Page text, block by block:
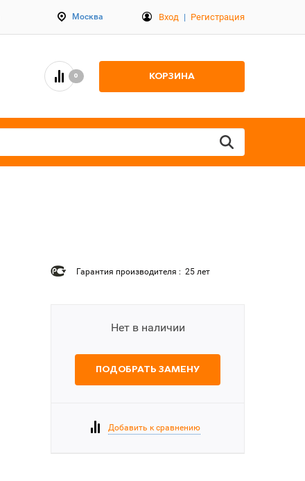
Москва Вход | Регистрация
0 КОРЗИНА
Гарантия производителя : 25 лет
Нет в наличии
ПОДОБРАТЬ ЗАМЕНУ
Добавить к сравнению